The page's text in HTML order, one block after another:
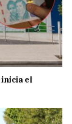
inicia el